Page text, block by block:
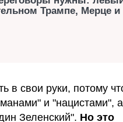
Трампе, Мерце и
в свои руки, потому
и "нацистами", а
Зеленский". Но это